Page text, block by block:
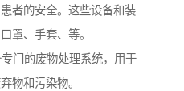
者的安全。这些设备和装
罩、手套、等。
门的废物处理系统，用于
物和污染物。